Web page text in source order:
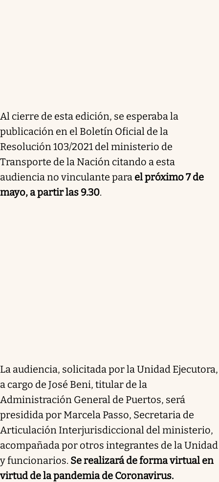
Al cierre de esta edición, se esperaba la
publicación en el Boletín Oficial de la
Resolución 103/2021 del ministerio de
Transporte de la Nación citando a esta
audiencia no vinculante para el próximo 7 de
mayo, a partir las 9.30.
La audiencia, solicitada por la Unidad Ejecutora,
a cargo de José Beni, titular de la
Administración General de Puertos, será
presidida por Marcela Passo, Secretaria de
Articulación Interjurisdiccional del ministerio,
acompañada por otros integrantes de la Unidad
y funcionarios. Se realizará de forma virtual en
virtud de la pandemia de Coronavirus.